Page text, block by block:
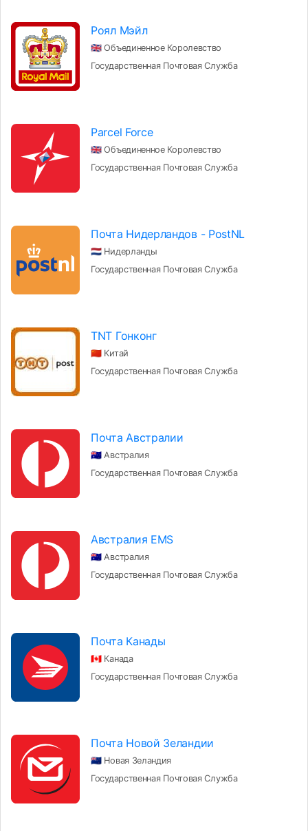
Роял Мэйл
🇬🇧 Объединенное Королевство
Государственная Почтовая Служба
Parcel Force
🇬🇧 Объединенное Королевство
Государственная Почтовая Служба
Почта Нидерландов - PostNL
🇳🇱 Нидерланды
Государственная Почтовая Служба
TNT Гонконг
🇨🇳 Китай
Государственная Почтовая Служба
Почта Австралии
🇦🇺 Австралия
Государственная Почтовая Служба
Австралия EMS
🇦🇺 Австралия
Государственная Почтовая Служба
Почта Канады
🇨🇦 Канада
Государственная Почтовая Служба
Почта Новой Зеландии
🇳🇿 Новая Зеландия
Государственная Почтовая Служба